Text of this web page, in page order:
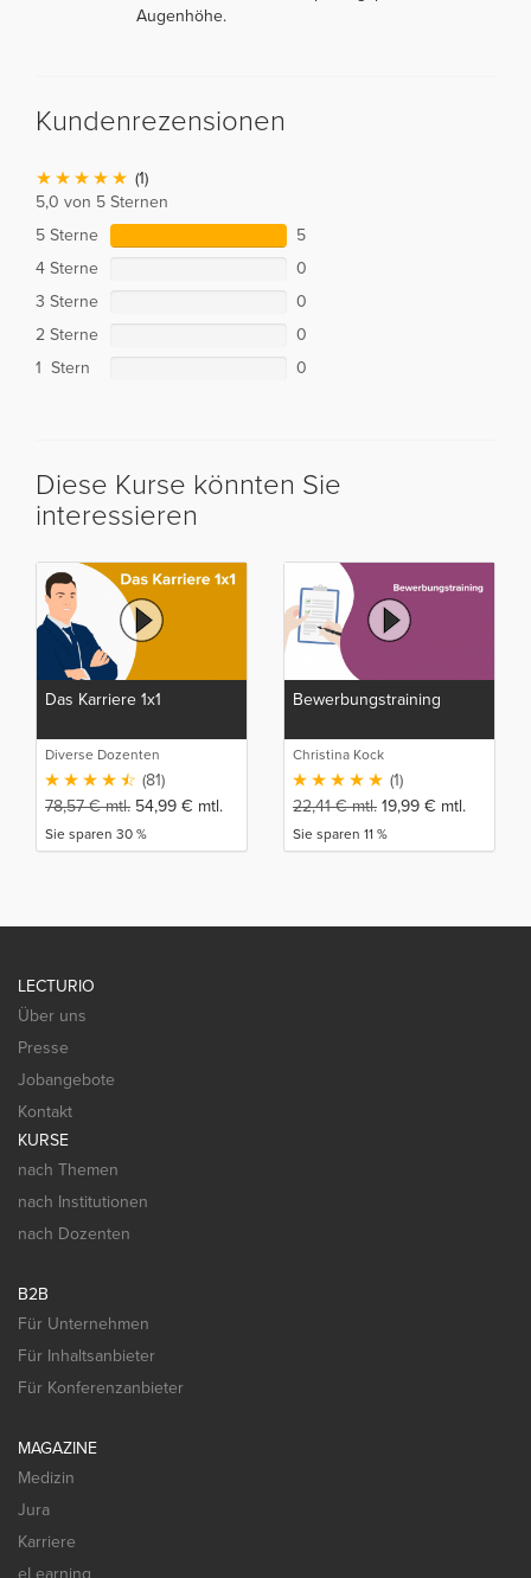
Augenhöhe.
Kundenrezensionen
(1)
5,0 von 5 Sternen
5 Sterne
5
4 Sterne
0
3 Sterne
0
2 Sterne
0
1 Stern
0
Diese Kurse könnten Sie
interessieren
Das Karriere 1x1
Diverse Dozenten
(81)
78,57€mtl. 54,99 € mtl.
Sie sparen 30 %
Bewerbungstraining
Christina Kock
(1)
22,41€mtl. 19,99 € mtl.
Sie sparen 11 %
LECTURIO
Über uns
Presse
Jobangebote
Kontakt
KURSE
nach Themen
nach Institutionen
nach Dozenten
B2B
Für Unternehmen
Für Inhaltsanbieter
Für Konferenzanbieter
MAGAZINE
Medizin
Jura
Karriere